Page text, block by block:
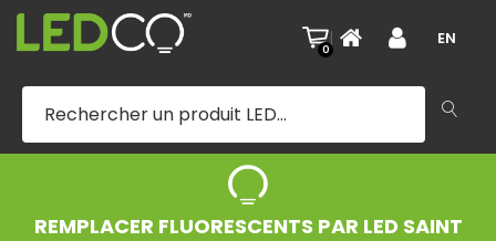
0
| EN
REMPLACER FLUORESCENTS PAR LED SAINT